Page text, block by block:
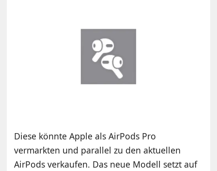
Diese könnte Apple als AirPods Pro
vermarkten und parallel zu den aktuellen
AirPods verkaufen. Das neue Modell setzt auf